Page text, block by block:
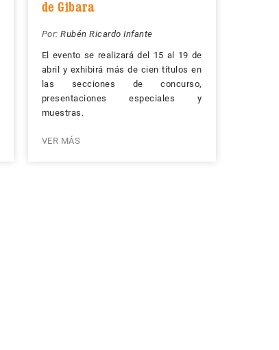
de Gibara
Por: Rubén Ricardo Infante
El evento se realizará del 15 al 19 de
abril y exhibirá más de cien títulos en
las secciones de concurso,
presentaciones especiales y
muestras.
VER MÁS